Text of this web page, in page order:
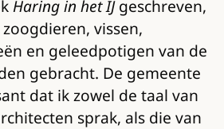
Haring in het IJgeschreven,
vissen,
en geleedpotigen van de
gebracht. De gemeente
dat ik zowel de taal van
sprak, als die van